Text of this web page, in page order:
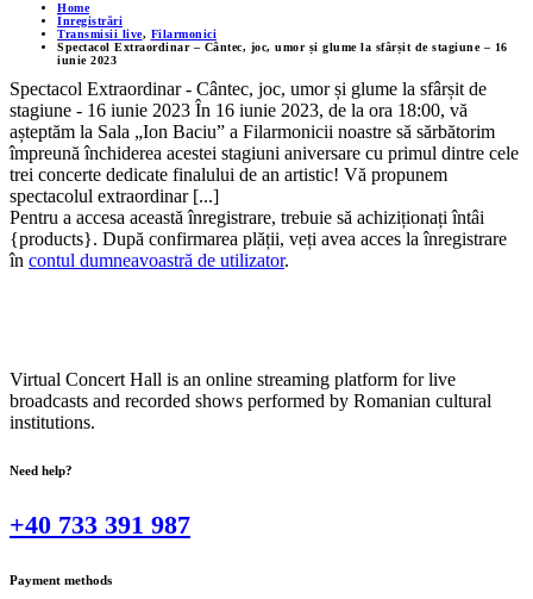
Home
Înregistrări
Transmisii live, Filarmonici
Spectacol Extraordinar – Cântec, joc, umor și glume la sfârșit de stagiune – 16
iunie 2023
Spectacol Extraordinar - Cântec, joc, umor și glume la sfârșit de
stagiune - 16 iunie 2023 În 16 iunie 2023, de la ora 18:00, vă
așteptăm la Sala „Ion Baciu” a Filarmonicii noastre să sărbătorim
împreună închiderea acestei stagiuni aniversare cu primul dintre cele
trei concerte dedicate finalului de an artistic! Vă propunem
spectacolul extraordinar [...]
Pentru a accesa această înregistrare, trebuie să achiziționați întâi
{products}. După confirmarea plății, veți avea acces la înregistrare
în contul dumneavoastră de utilizator.
Virtual Concert Hall is an online streaming platform for live
broadcasts and recorded shows performed by Romanian cultural
institutions.
Need help?
+40 733 391 987
Payment methods